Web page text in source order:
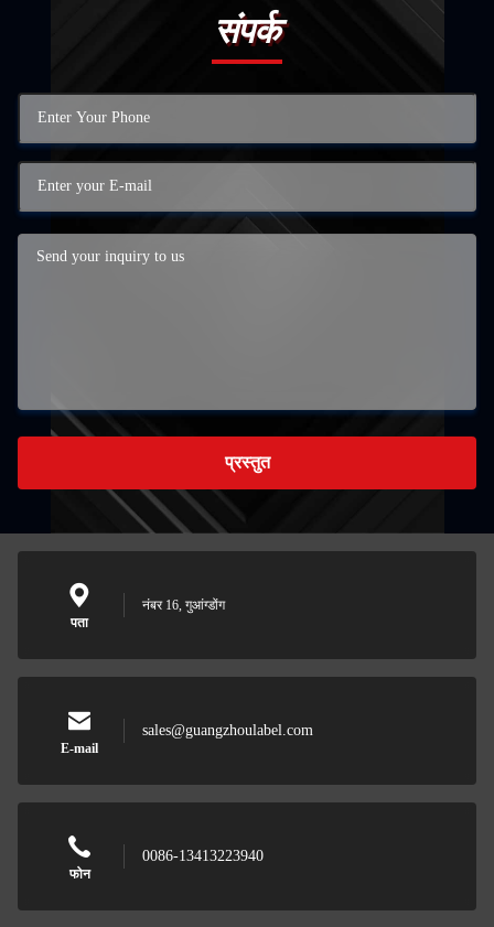
संपर्क
प्रस्तुत
पता
नंबर 16, गुआंग्डोंग
E-mail
sales@guangzhoulabel.com
फोन
0086-13413223940